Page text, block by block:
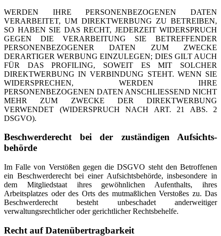
WERDEN IHRE PERSONENBEZOGENEN DATEN
VERARBEITET, UM DIREKTWERBUNG ZU BETREIBEN,
SO HABEN SIE DAS RECHT, JEDERZEIT WIDERSPRUCH
GEGEN DIE VERARBEITUNG SIE BETREFFENDER
PERSONENBEZOGENER DATEN ZUM ZWECKE
DERARTIGER WERBUNG EINZULEGEN; DIES GILT AUCH
FÜR DAS PROFILING, SOWEIT ES MIT SOLCHER
DIREKTWERBUNG IN VERBINDUNG STEHT. WENN SIE
WIDERSPRECHEN, WERDEN IHRE
PERSONENBEZOGENEN DATEN ANSCHLIESSEND NICHT
MEHR ZUM ZWECKE DER DIREKTWERBUNG
VERWENDET (WIDERSPRUCH NACH ART. 21 ABS. 2
DSGVO).
Beschwerde­recht bei der zuständigen Aufsichts­
behörde
Im Falle von Verstößen gegen die DSGVO steht den Betroffenen
ein Beschwerderecht bei einer Aufsichtsbehörde, insbesondere in
dem Mitgliedstaat ihres gewöhnlichen Aufenthalts, ihres
Arbeitsplatzes oder des Orts des mutmaßlichen Verstoßes zu. Das
Beschwerderecht besteht unbeschadet anderweitiger
verwaltungsrechtlicher oder gerichtlicher Rechtsbehelfe.
Recht auf Daten­übertrag­barkeit